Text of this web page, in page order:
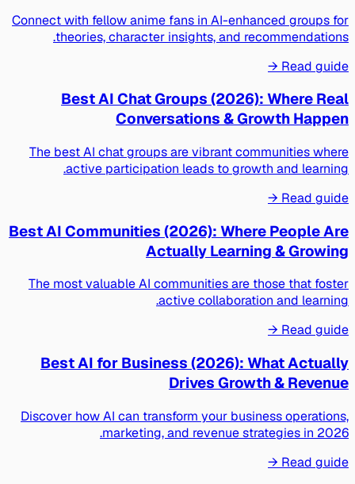
Connect with fellow anime fans in AI-enhanced groups for
theories, character insights, and recommendations.
Read guide →
Best AI Chat Groups (2026): Where Real
Conversations & Growth Happen
The best AI chat groups are vibrant communities where
active participation leads to growth and learning.
Read guide →
Best AI Communities (2026): Where People Are
Actually Learning & Growing
The most valuable AI communities are those that foster
active collaboration and learning.
Read guide →
Best AI for Business (2026): What Actually
Drives Growth & Revenue
Discover how AI can transform your business operations,
marketing, and revenue strategies in 2026.
Read guide →